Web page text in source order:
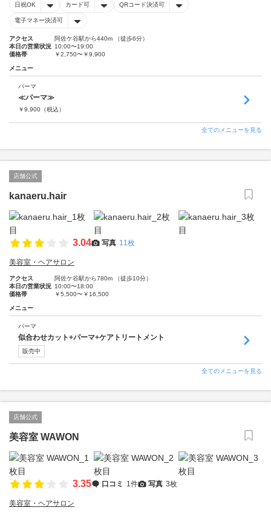
日祝OK カード可 QRコード決済可
電子マネー決済可
アクセス
阿佐ケ谷駅から440m （徒歩6分）
本日の営業状況 10:00〜19:00
価格帯
￥2,750〜￥9,900
メニュー
パーマ
≪パーマ≫
￥9,900 （税込）
全てのメニューを見る
店舗公式
kanaeru.hair
3.04 写真 11枚
美容室・ヘアサロン
アクセス
阿佐ケ谷駅から780m （徒歩10分）
本日の営業状況 10:00〜18:00
価格帯
￥5,500〜￥16,500
メニュー
パーマ
似合わせカット+パーマ+ケアトリートメント
販売中
全てのメニューを見る
店舗公式
美容室 WAWON
3.35 口コミ 1件 写真 3枚
美容室・ヘアサロン